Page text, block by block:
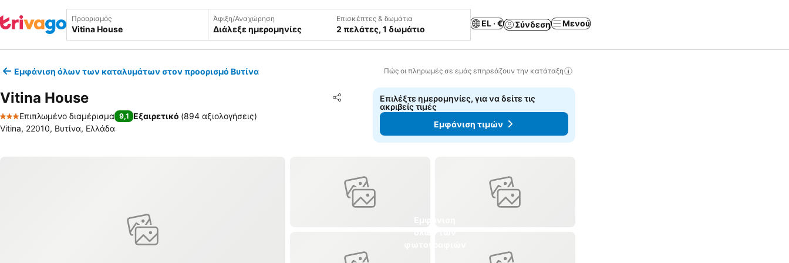
Προορισμός Άφιξη/Αναχώρηση
Διάλεξε ημερομηνίες
Επισκέπτες & δωμάτια
2 πελάτες, 1 δωμάτιο
EL · € Σύνδεση Μενού
Εμφάνιση όλων των καταλυμάτων στον προορισμό Βυτίνα Πώς οι πληρωμές σε εμάς επηρεάζουν την κατάταξη
Vitina House Κοινοποίηση
Προσθήκη στα αγαπημένα
3 Αστέρια
Επιπλωμένο διαμέρισμα 9,1 Εξαιρετικό (894 αξιολογήσεις)
Vitina, 22010, Βυτίνα, Ελλάδα
Επιλέξτε ημερομηνίες, για να δείτε τις
ακριβείς τιμές
Εμφάνιση τιμών